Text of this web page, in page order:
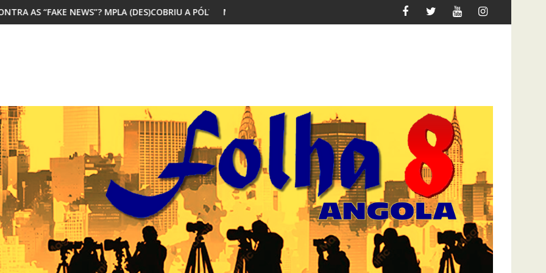
(DES)COBRIU A PÓLVORAMAIORIA DOS JOVENS AFRICANOS QUER MIGRAR ATAQUE À UNITEL AINDA AFECTA A VIDA